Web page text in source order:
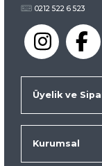
0212 522 6 523
Üyelik ve
Kurumsal